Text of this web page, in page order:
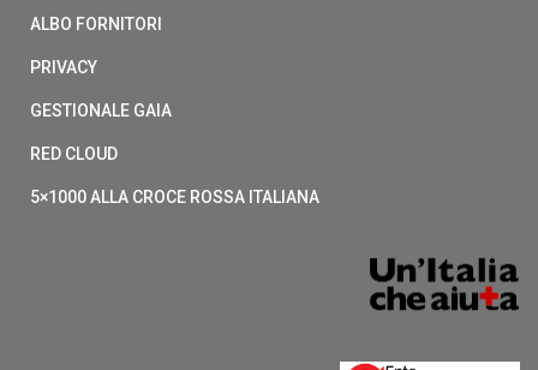
ALBO FORNITORI
PRIVACY
GESTIONALE GAIA
RED CLOUD
5×1000 ALLA CROCE ROSSA ITALIANA